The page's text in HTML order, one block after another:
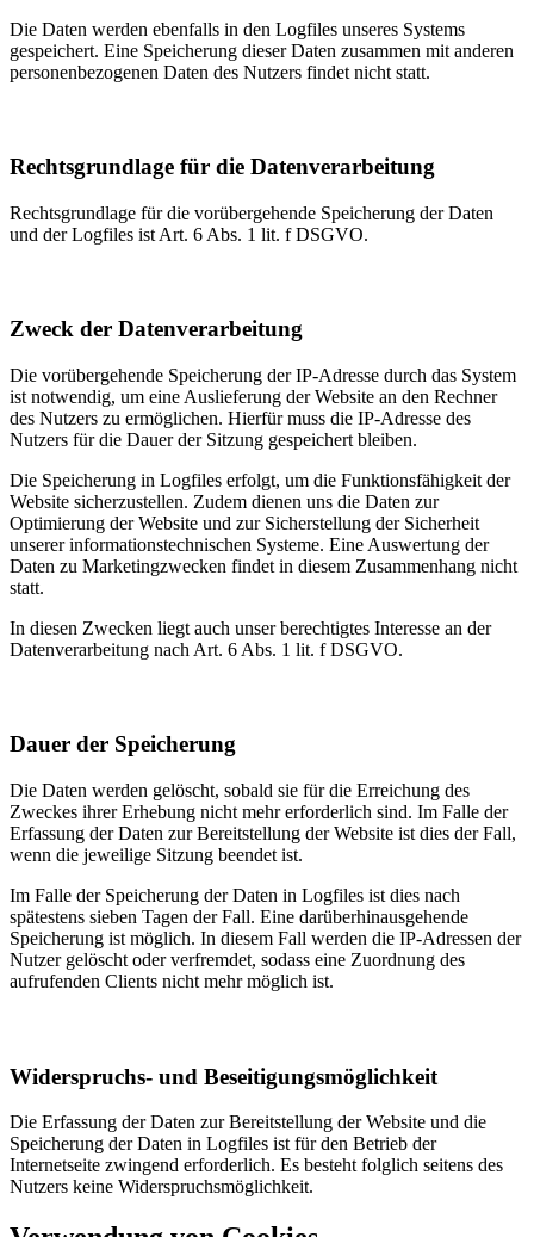
Die Daten werden ebenfalls in den Logfiles unseres Systems
gespeichert. Eine Speicherung dieser Daten zusammen mit anderen
personenbezogenen Daten des Nutzers findet nicht statt.
Rechtsgrundlage für die Datenverarbeitung
Rechtsgrundlage für die vorübergehende Speicherung der Daten
und der Logfiles ist Art. 6 Abs. 1 lit. f DSGVO.
Zweck der Datenverarbeitung
Die vorübergehende Speicherung der IP-Adresse durch das System
ist notwendig, um eine Auslieferung der Website an den Rechner
des Nutzers zu ermöglichen. Hierfür muss die IP-Adresse des
Nutzers für die Dauer der Sitzung gespeichert bleiben.
Die Speicherung in Logfiles erfolgt, um die Funktionsfähigkeit der
Website sicherzustellen. Zudem dienen uns die Daten zur
Optimierung der Website und zur Sicherstellung der Sicherheit
unserer informationstechnischen Systeme. Eine Auswertung der
Daten zu Marketingzwecken findet in diesem Zusammenhang nicht
statt.
In diesen Zwecken liegt auch unser berechtigtes Interesse an der
Datenverarbeitung nach Art. 6 Abs. 1 lit. f DSGVO.
Dauer der Speicherung
Die Daten werden gelöscht, sobald sie für die Erreichung des
Zweckes ihrer Erhebung nicht mehr erforderlich sind. Im Falle der
Erfassung der Daten zur Bereitstellung der Website ist dies der Fall,
wenn die jeweilige Sitzung beendet ist.
Im Falle der Speicherung der Daten in Logfiles ist dies nach
spätestens sieben Tagen der Fall. Eine darüberhinausgehende
Speicherung ist möglich. In diesem Fall werden die IP-Adressen der
Nutzer gelöscht oder verfremdet, sodass eine Zuordnung des
aufrufenden Clients nicht mehr möglich ist.
Widerspruchs- und Beseitigungsmöglichkeit
Die Erfassung der Daten zur Bereitstellung der Website und die
Speicherung der Daten in Logfiles ist für den Betrieb der
Internetseite zwingend erforderlich. Es besteht folglich seitens des
Nutzers keine Widerspruchsmöglichkeit.